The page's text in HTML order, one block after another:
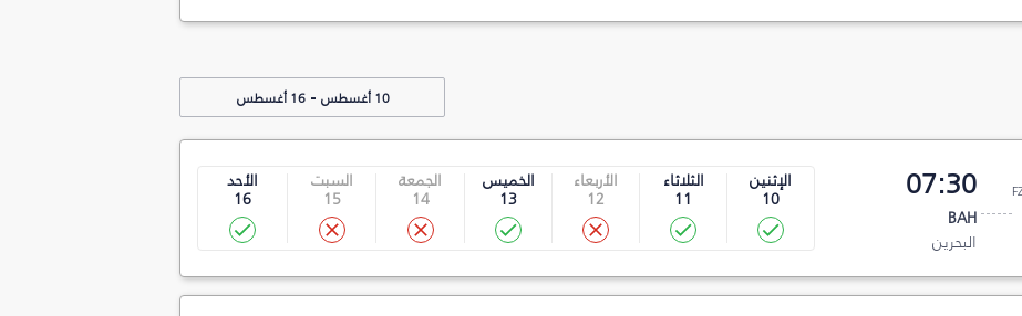
10 أغسطس -16 أغسطس
07:30
BAH
البحرين
الإثنين
10
الثلاثاء
11
الأربعاء
12
الخميس
13
الجمعة
14
السبت
15
الأحد
16